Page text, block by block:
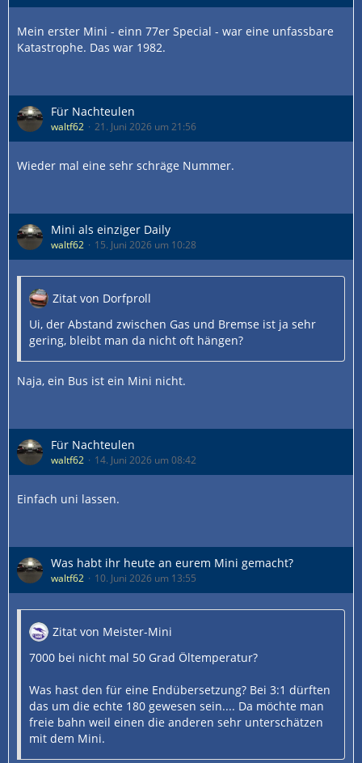
Mein erster Mini - einn 77er Special - war eine unfassbare
Katastrophe. Das war 1982.
Für Nachteulen
waltf62 21. Juni 2026 um 21:56
Wieder mal eine sehr schräge Nummer.
Mini als einziger Daily
waltf62 15. Juni 2026 um 10:28
Zitat von Dorfproll
Ui, der Abstand zwischen Gas und Bremse ist ja sehr
gering, bleibt man da nicht oft hängen?
Naja, ein Bus ist ein Mini nicht.
Für Nachteulen
waltf62 14. Juni 2026 um 08:42
Einfach uni lassen.
Was habt ihr heute an eurem Mini gemacht?
waltf62 10. Juni 2026 um 13:55
Zitat von Meister-Mini
7000 bei nicht mal 50 Grad Öltemperatur?
Was hast den für eine Endübersetzung? Bei 3:1 dürften
das um die echte 180 gewesen sein.... Da möchte man
freie bahn weil einen die anderen sehr unterschätzen
mit dem Mini.